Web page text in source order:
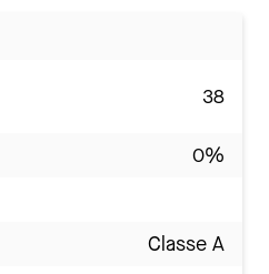
38
0%
Classe A